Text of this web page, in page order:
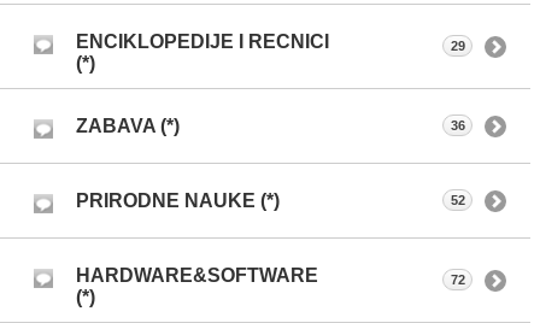
ENCIKLOPEDIJE I RECNICI
(*)
29
ZABAVA (*) 36
PRIRODNE NAUKE (*) 52
HARDWARE&SOFTWARE
(*)
72